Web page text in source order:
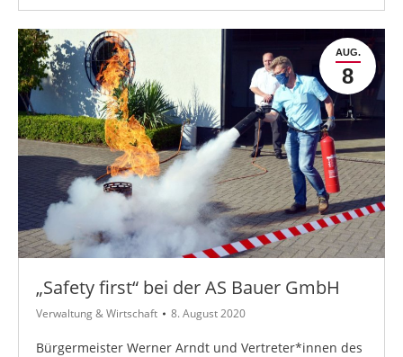
AUG.
8
„Safety first“ bei der AS Bauer GmbH
Verwaltung & Wirtschaft 8. August 2020
Bürgermeister Werner Arndt und Vertreter*innen des